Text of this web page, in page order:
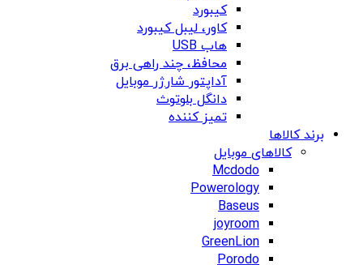
کیبورد
کاور، لیبل کیبورد
هاب USB
محافظ، چند راهی برق
آداپتور شارژر موبایل
دانگل بلوتوث
تمیز کننده
برند کالاها
کالاهای موبایل
Mcdodo
Powerology
Baseus
joyroom
GreenLion
Porodo